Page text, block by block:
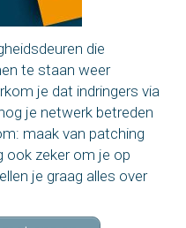
die
te staan weer
je dat indringers via
je netwerk betreden
maak van patching
ook zeker om je op
je graag alles over